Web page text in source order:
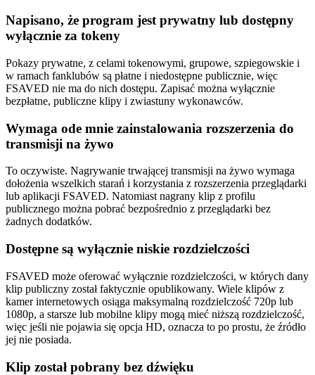
Napisano, że program jest prywatny lub dostępny
wyłącznie za tokeny
Pokazy prywatne, z celami tokenowymi, grupowe, szpiegowskie i
w ramach fanklubów są płatne i niedostępne publicznie, więc
FSAVED nie ma do nich dostępu. Zapisać można wyłącznie
bezpłatne, publiczne klipy i zwiastuny wykonawców.
Wymaga ode mnie zainstalowania rozszerzenia do
transmisji na żywo
To oczywiste. Nagrywanie trwającej transmisji na żywo wymaga
dołożenia wszelkich starań i korzystania z rozszerzenia przeglądarki
lub aplikacji FSAVED. Natomiast nagrany klip z profilu
publicznego można pobrać bezpośrednio z przeglądarki bez
żadnych dodatków.
Dostępne są wyłącznie niskie rozdzielczości
FSAVED może oferować wyłącznie rozdzielczości, w których dany
klip publiczny został faktycznie opublikowany. Wiele klipów z
kamer internetowych osiąga maksymalną rozdzielczość 720p lub
1080p, a starsze lub mobilne klipy mogą mieć niższą rozdzielczość,
więc jeśli nie pojawia się opcja HD, oznacza to po prostu, że źródło
jej nie posiada.
Klip został pobrany bez dźwięku